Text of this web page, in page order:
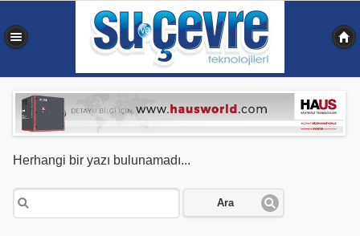
Herhangi bir yazı bulunamadı...
Ara
0,223 sn